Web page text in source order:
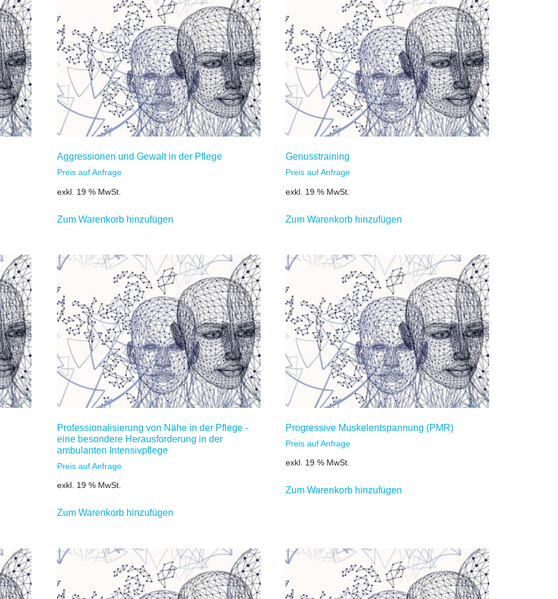
Aggressionen und Gewalt in der Pflege
Preis auf Anfrage
exkl. 19 % MwSt.
Zum Warenkorb hinzufügen
Genusstraining
Preis auf Anfrage
exkl. 19 % MwSt.
Zum Warenkorb hinzufügen
Professionalisierung von Nähe in der Pflege -
eine besondere Herausforderung in der
ambulanten Intensivpflege
Preis auf Anfrage
exkl. 19 % MwSt.
Zum Warenkorb hinzufügen
Progressive Muskelentspannung (PMR)
Preis auf Anfrage
exkl. 19 % MwSt.
Zum Warenkorb hinzufügen